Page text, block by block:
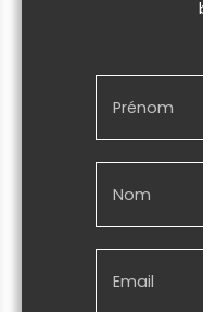
Prénom
Nom
Email